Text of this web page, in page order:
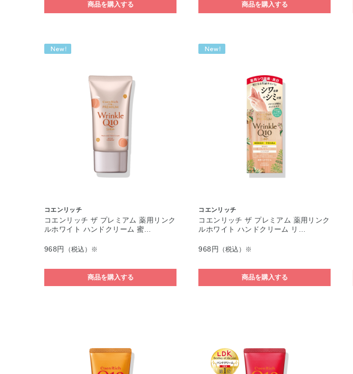
商品を購入する 商品を購入する
コエンリッチ
コエンリッチ ザ プレミアム 薬用リンク
ルホワイト ハンドクリーム 蜜…
968円 （税込）※
商品を購入する
コエンリッチ
コエンリッチ ザ プレミアム 薬用リンク
ルホワイト ハンドクリーム リ…
968円 （税込）※
商品を購入する